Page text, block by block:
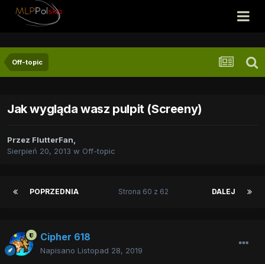
Off-topic
Jak wygląda wasz pulpit (Screeny)
Przez FlutterFan,
Sierpień 20, 2013 w Off-topic
POPRZEDNIA DALEJ
Strona 60 z 62
Cipher 618
Napisano Listopad 28, 2019